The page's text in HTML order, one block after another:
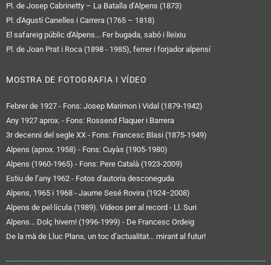
Pl. de Josep Cabrinetty – La Batalla d’Alpens (1873)
Pl. d'Agustí Canelles i Carrera (1765 – 1818)
El safareig públic d'Alpens... Fer bugada, sabó i lleixiu
Pl. de Joan Prat i Roca (1898 - 1985), ferrer i forjador alpensí
MOSTRA DE FOTOGRAFIA I VÍDEO
Febrer de 1927 - Fons: Josep Marimon i Vidal (1879-1942)
Any 1927 aprox. - Fons: Rossend Flaquer i Barrera
3r decenni del segle XX - Fons: Francesc Blasi (1875-1949)
Alpens (aprox. 1958) - Fons: Cuyàs (1905-1980)
Alpens (1960-1965) - Fons: Pere Català (1923-2009)
Estiu de l’any 1962 - Fotos d'autoria desconeguda
Alpens, 1965 i 1968 - Jaume Sesé Rovira (1924−2008)
Alpens de pel·lícula (1989). Vídeos per al record - Ll. Suri
Alpens... Dolç hivern! (1996-1999) - De Francesc Ordeig
De la mà de Lluc Plans, un toc d’actualitat… mirant al futur!